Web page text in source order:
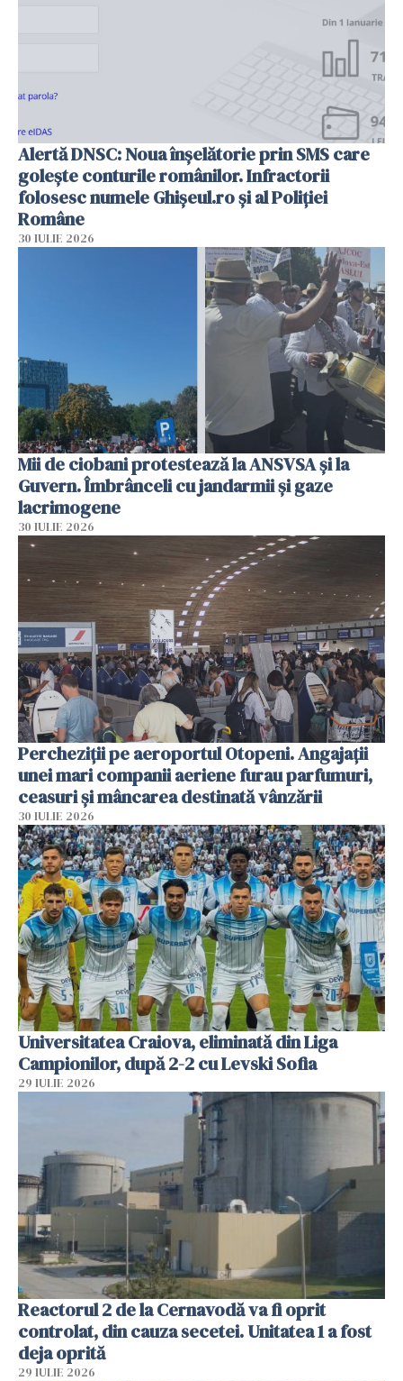
Alertă DNSC: Noua înșelătorie prin SMS care
golește conturile românilor. Infractorii
folosesc numele Ghișeul.ro și al Poliției
Române
30 IULIE 2026
Mii de ciobani protestează la ANSVSA și la
Guvern. Îmbrânceli cu jandarmii și gaze
lacrimogene
30 IULIE 2026
Percheziții pe aeroportul Otopeni. Angajații
unei mari companii aeriene furau parfumuri,
ceasuri și mâncarea destinată vânzării
30 IULIE 2026
Universitatea Craiova, eliminată din Liga
Campionilor, după 2-2 cu Levski Sofia
29 IULIE 2026
Reactorul 2 de la Cernavodă va fi oprit
controlat, din cauza secetei. Unitatea 1 a fost
deja oprită
29 IULIE 2026